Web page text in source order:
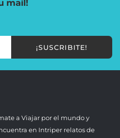
mail!
¡SUSCRIBITE!
a Viajar por el mundo y
en Intriper relatos de